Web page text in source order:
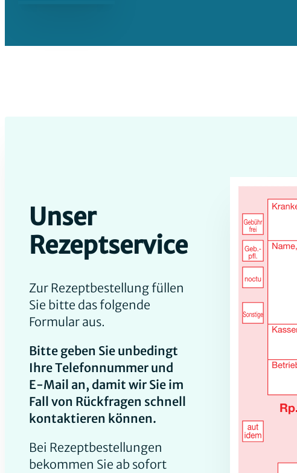
Unser
Rezeptservice
Zur Rezeptbestellung füllen
Sie bitte das folgende
Formular aus.
Bitte geben Sie unbedingt
Ihre Telefonnummer und
E-Mail an, damit wir Sie im
Fall von Rückfragen schnell
kontaktieren können.
Bei Rezeptbestellungen
bekommen Sie ab sofort